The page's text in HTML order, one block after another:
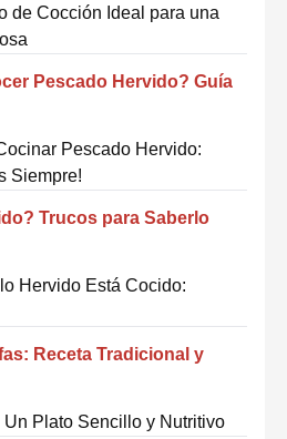
de Cocción Ideal para una
Pescado Hervido? Guía
Pescado Hervido:
Siempre!
Trucos para Saberlo
Hervido Está Cocido:
Receta Tradicional y
Plato Sencillo y Nutritivo